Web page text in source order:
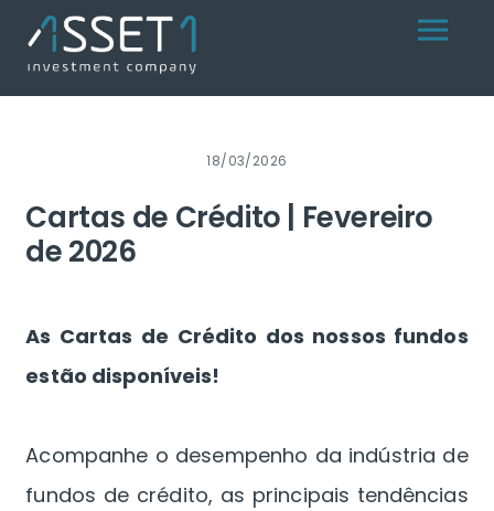
content
Menu
18/03/2026
Cartas de Crédito | Fevereiro
de 2026
As Cartas de Crédito dos nossos fundos
estão disponíveis!
Acompanhe o desempenho da indústria de
fundos de crédito, as principais tendências